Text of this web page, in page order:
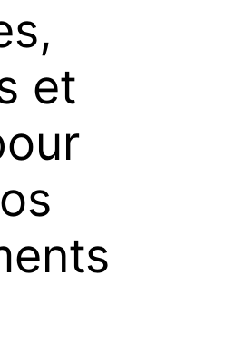
et